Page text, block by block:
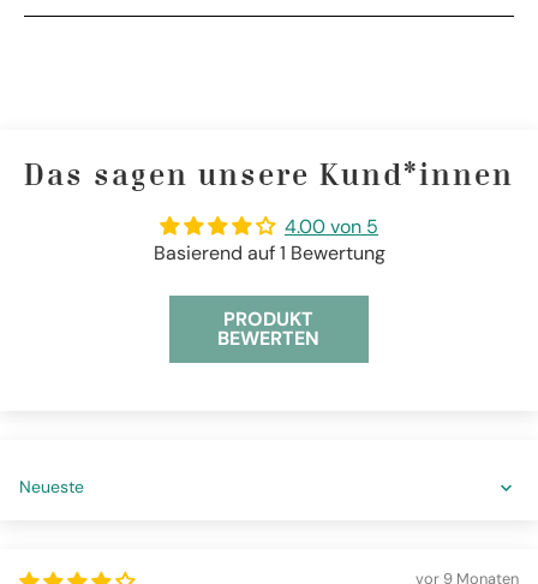
Das sagen unsere Kund*innen
4.00 von 5
Basierend auf 1 Bewertung
PRODUKT
BEWERTEN
Sort by
vor 9 Monaten